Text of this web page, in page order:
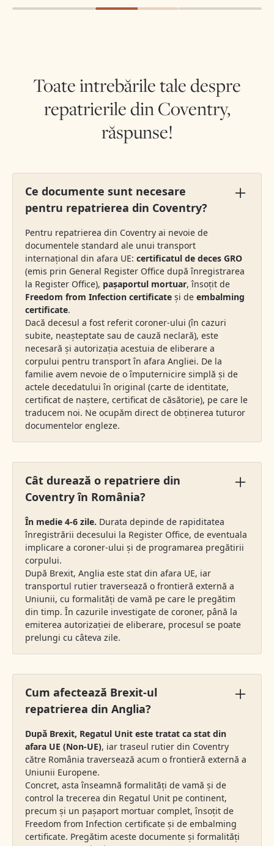
Toate intrebările tale despre
repatrierile din Coventry,
răspunse!
Ce documente sunt necesare
pentru repatrierea din Coventry?
Pentru repatrierea din Coventry ai nevoie de
documentele standard ale unui transport
internațional din afara UE: certificatul de deces GRO
(emis prin General Register Office după înregistrarea
la Register Office), pașaportul mortuar, însoțit de
Freedom from Infection certificate și de embalming
certificate.
Dacă decesul a fost referit coroner-ului (în cazuri
subite, neașteptate sau de cauză neclară), este
necesară și autorizația acestuia de eliberare a
corpului pentru transport în afara Angliei. De la
familie avem nevoie de o împuternicire simplă și de
actele decedatului în original (carte de identitate,
certificat de naștere, certificat de căsătorie), pe care le
traducem noi. Ne ocupăm direct de obținerea tuturor
documentelor engleze.
Cât durează o repatriere din
Coventry în România?
În medie 4-6 zile. Durata depinde de rapiditatea
înregistrării decesului la Register Office, de eventuala
implicare a coroner-ului și de programarea pregătirii
corpului.
După Brexit, Anglia este stat din afara UE, iar
transportul rutier traversează o frontieră externă a
Uniunii, cu formalități de vamă pe care le pregătim
din timp. În cazurile investigate de coroner, până la
emiterea autorizației de eliberare, procesul se poate
prelungi cu câteva zile.
Cum afectează Brexit-ul
repatrierea din Anglia?
După Brexit, Regatul Unit este tratat ca stat din
afara UE (Non-UE), iar traseul rutier din Coventry
către România traversează acum o frontieră externă a
Uniunii Europene.
Concret, asta înseamnă formalități de vamă și de
control la trecerea din Regatul Unit pe continent,
precum și un pașaport mortuar complet, însoțit de
Freedom from Infection certificate și de embalming
certificate. Pregătim aceste documente și formalități